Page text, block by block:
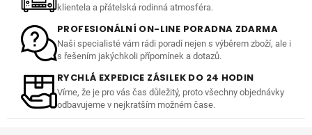
klientela a přátelská rodinná atmosféra.
PROFESIONÁLNÍ ON-LINE PORADNA ZDARMA
Naši specialisté vám rádi poradí nejen s výběrem zboží, ale i
s řešením jakýchkoli přípomínek a dotazů.
RYCHLÁ EXPEDICE ZÁSILEK DO 24 HODIN
Víme, že je pro vás čas důležitý, proto všechny objednávky
odbavujeme v nejkratším možném čase.